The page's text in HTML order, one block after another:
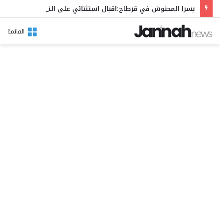
القائمة